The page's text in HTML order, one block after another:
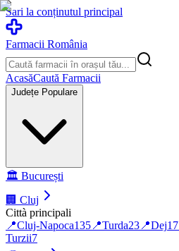
Sari la conținutul principal
Farmacii România
AcasăCaută Farmacii
Județe Populare
🏛️ București
🏢 Cluj
Città principali
📍Cluj-Napoca135 📍Turda23 📍Dej17
Turzii7